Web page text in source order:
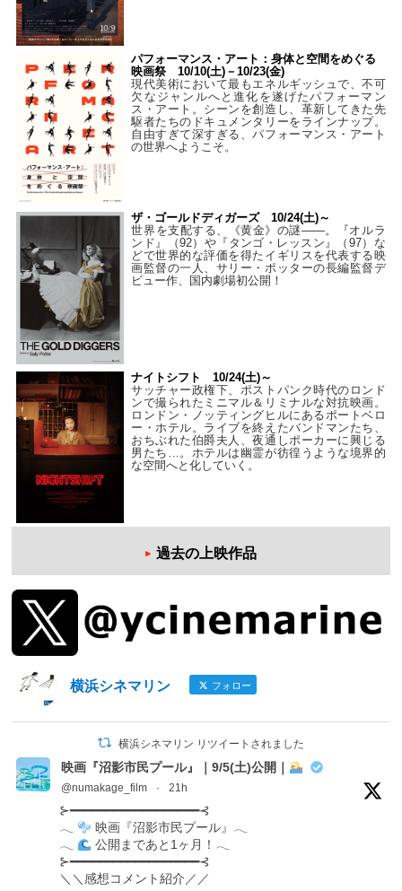
パフォーマンス・アート：身体と空間をめぐる
映画祭 10/10(土)－10/23(金)
現代美術において最もエネルギッシュで、不可
欠なジャンルへと進化を遂げたパフォーマン
ス・アート。シーンを創造し、革新してきた先
駆者たちのドキュメンタリーをラインナップ。
自由すぎて深すぎる、パフォーマンス・アート
の世界へようこそ。
ザ・ゴールドディガーズ 10/24(土)～
世界を支配する、《黄金》の謎――。『オルラ
ンド』（92）や『タンゴ・レッスン』（97）な
どで世界的な評価を得たイギリスを代表する映
画監督の一人、サリー・ポッターの長編監督デ
ビュー作、国内劇場初公開！
ナイトシフト 10/24(土)～
サッチャー政権下、ポストパンク時代のロンド
ンで撮られたミニマル＆リミナルな対抗映画。
ロンドン・ノッティングヒルにあるポートベロ
ー・ホテル。ライブを終えたバンドマンたち、
おちぶれた伯爵夫人、夜通しポーカーに興じる
男たち…。ホテルは幽霊が彷徨うような境界的
な空間へと化していく。
過去の上映作品
横浜シネマリン フォロー
横浜シネマリン リツイートされました
映画『沼影市民プール』｜9/5(土)公開｜
@numakage_film · 21h
⊱━━━━━━━━━━━━━━━━━━⊰
𓂃
映画『沼影市民プール』𓂃
𓂃
公開まであと1ヶ月！𓂃
⊱━━━━━━━━━━━━━━━━━━⊰
＼＼感想コメント紹介／／